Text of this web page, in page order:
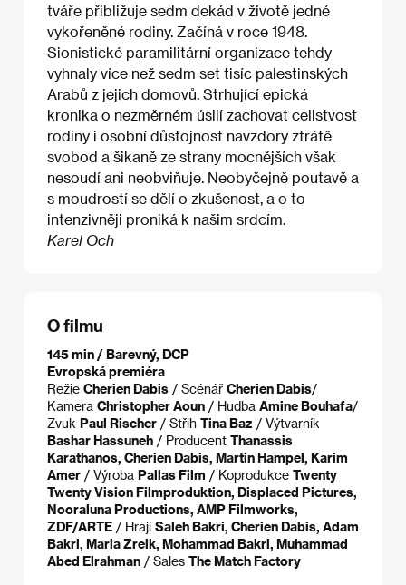
tváře přibližuje sedm dekád v životě jedné
vykořeněné rodiny. Začíná v roce 1948.
Sionistické paramilitární organizace tehdy
vyhnaly více než sedm set tisíc palestinských
Arabů z jejich domovů. Strhující epická
kronika o nezměrném úsilí zachovat celistvost
rodiny i osobní důstojnost navzdory ztrátě
svobod a šikaně ze strany mocnějších však
nesoudí ani neobviňuje. Neobyčejně poutavě a
s moudrostí se dělí o zkušenost, a o to
intenzivněji proniká k našim srdcím.
Karel Och
O filmu
145 min / Barevný, DCP
Evropská premiéra
Režie Cherien Dabis / Scénář Cherien Dabis​/
Kamera Christopher Aoun / Hudba Amine Bouhafa​/
Zvuk Paul Rischer / Střih Tina Baz / Výtvarník
Bashar Hassuneh / Producent Thanassis
Karathanos, Cherien Dabis, Martin Hampel, Karim
Amer / Výroba Pallas Film / Koprodukce Twenty
Twenty Vision Filmproduktion, Displaced Pictures,
Nooraluna Productions, AMP Filmworks,
ZDF/ARTE / Hrají Saleh Bakri, Cherien Dabis, Adam
Bakri, Maria Zreik, Mohammad Bakri, Muhammad
Abed Elrahman / Sales The Match Factory